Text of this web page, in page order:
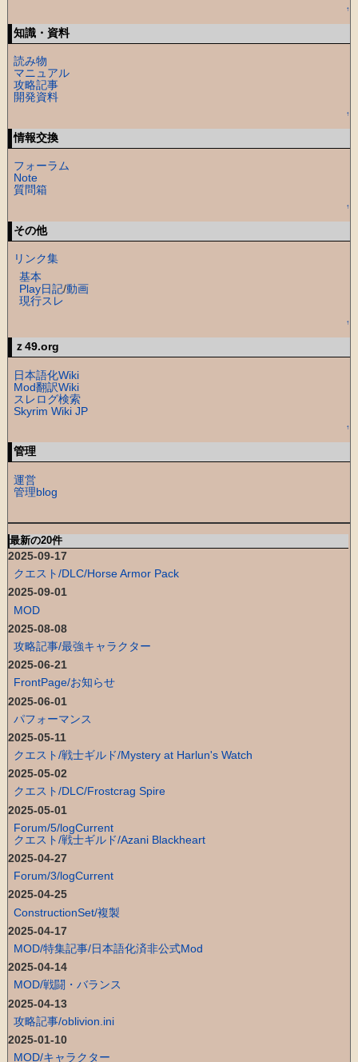
↑
知識・資料
読み物
マニュアル
攻略記事
開発資料
↑
情報交換
フォーラム
Note
質問箱
↑
その他
リンク集
基本
Play日記/動画
現行スレ
↑
ｚ49.org
日本語化Wiki
Mod翻訳Wiki
スレログ検索
Skyrim Wiki JP
↑
管理
運営
管理blog
最新の20件
2025-09-17
クエスト/DLC/Horse Armor Pack
2025-09-01
MOD
2025-08-08
攻略記事/最強キャラクター
2025-06-21
FrontPage/お知らせ
2025-06-01
パフォーマンス
2025-05-11
クエスト/戦士ギルド/Mystery at Harlun's Watch
2025-05-02
クエスト/DLC/Frostcrag Spire
2025-05-01
Forum/5/logCurrent
クエスト/戦士ギルド/Azani Blackheart
2025-04-27
Forum/3/logCurrent
2025-04-25
ConstructionSet/複製
2025-04-17
MOD/特集記事/日本語化済非公式Mod
2025-04-14
MOD/戦闘・バランス
2025-04-13
攻略記事/oblivion.ini
2025-01-10
MOD/キャラクター